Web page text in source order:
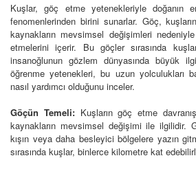
Kuşlar, göç etme yetenekleriyle doğanın
fenomenlerinden birini sunarlar. Göç,
kaynakların mevsimsel değişimleri
etmelerini içerir. Bu göçler sırasında
insanoğlunun gözlem dünyasında büyük
öğrenme yetenekleri, bu uzun yolculukları
nasıl yardımcı olduğunu inceler.
Göçün Temeli:Kuşların göç etme
kaynakların mevsimsel değişimi ile ilgilidir.
kışın veya daha besleyici bölgelere yazın
sırasında kuşlar, binlerce kilometre kat